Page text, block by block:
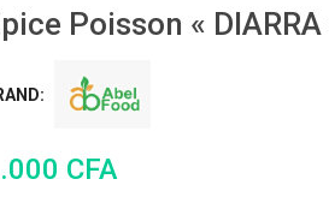
Poisson « DIARRA
CFA